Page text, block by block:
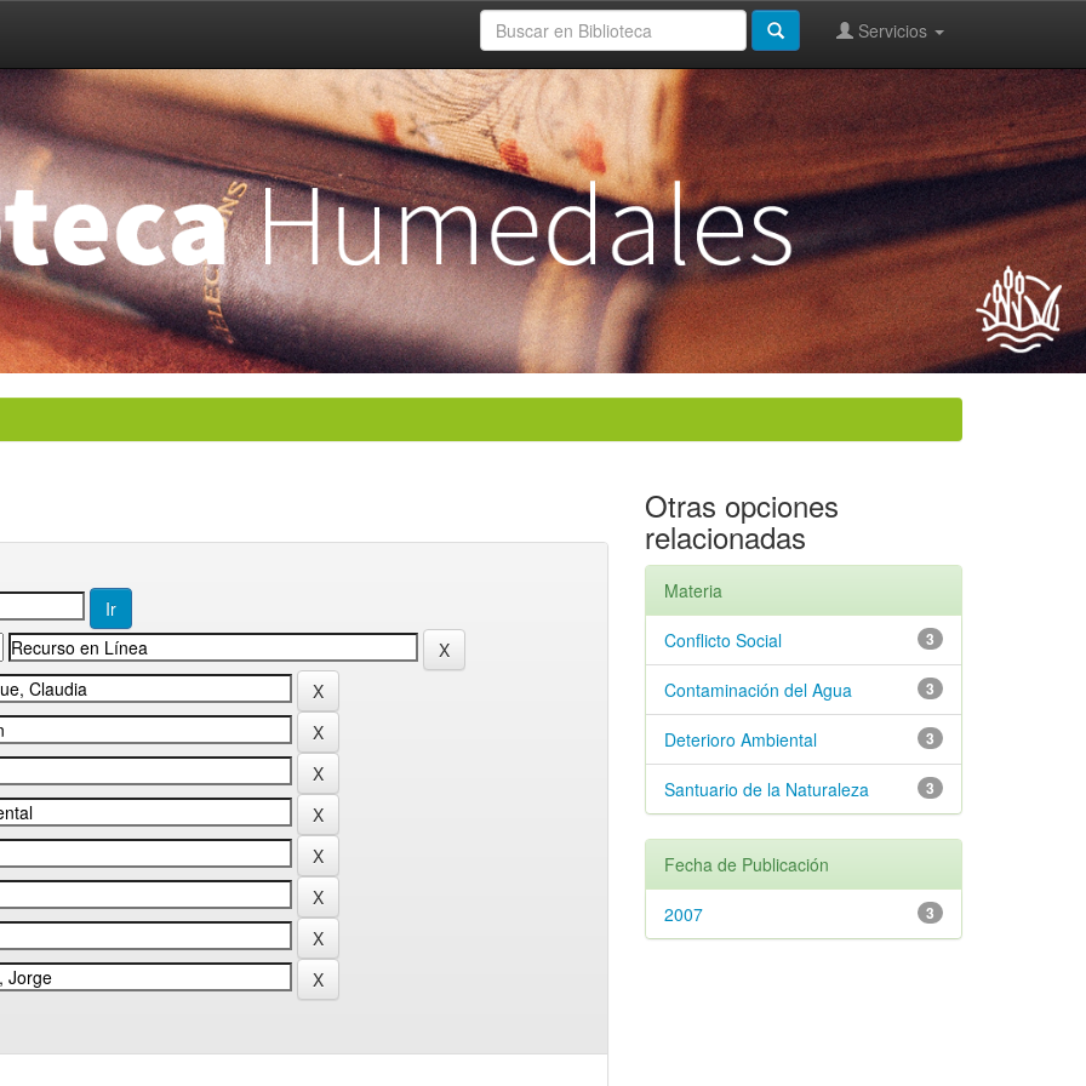
Servicios
Otras opciones
relacionadas
Materia
3
Conflicto Social
3
Contaminación del Agua
3
Deterioro Ambiental
3
Santuario de la Naturaleza
Fecha de Publicación
3
2007